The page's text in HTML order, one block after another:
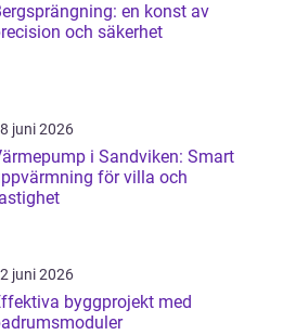
en konst av
och säkerhet
juni 2026
i Sandviken: Smart
för villa och
juni 2026
byggprojekt med